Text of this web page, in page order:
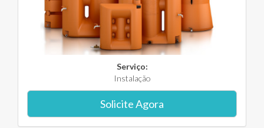
Serviço:
Instalação
Solicite Agora